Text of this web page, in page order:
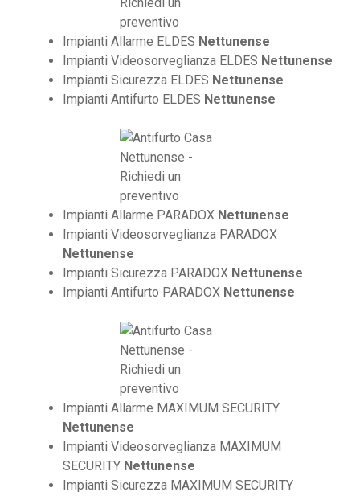
Impianti Allarme ELDES Nettunense
Impianti Videosorveglianza ELDES Nettunense
Impianti Sicurezza ELDES Nettunense
Impianti Antifurto ELDES Nettunense
Impianti Allarme PARADOX Nettunense
Impianti Videosorveglianza PARADOX
Nettunense
Impianti Sicurezza PARADOX Nettunense
Impianti Antifurto PARADOX Nettunense
Impianti Allarme MAXIMUM SECURITY
Nettunense
Impianti Videosorveglianza MAXIMUM
SECURITY Nettunense
Impianti Sicurezza MAXIMUM SECURITY